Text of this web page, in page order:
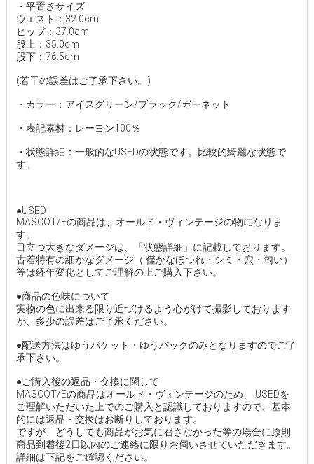
・平置きサイズ
ウエスト：32.0cm
ヒップ：37.0cm
股上：35.0cm
股下：76.5cm
(若干の誤差はご了承下さい。)
・カラー：アイスグリーン/ブラック/ガーネット
・表記素材：レーヨン100％
・状態詳細：一般的なUSEDの状態です。比較的綺麗な状態で
す。
●USED
MASCOT/Eの商品は、オールド・ヴィンテージの物になりま
す。
目立つ大きなダメージは、「状態詳細」に記載しております。
古着特有の細かなダメージ（ 僅かなほつれ・シミ・穴・匂い）
等は経年変化としてご理解の上ご購入下さい。
●商品の色味について
実物の色に出来る限り近づけるよう心がけて撮影しております
が、多少の誤差はご了承ください。
●配送方法はゆうパケット・ゆうパックのみとなりますのでご了
承下さい。
●ご購入後の返品・交換に関して
MASCOT/Eの商品はオールド・ヴィンテージのため、 USEDを
ご理解いただいた上でのご購入と認識しておりますので、基本
的には返品・交換はお断りしております。
ですが、どうしても商品がお気に召さなかった等の場合に原則
商品到着後2日以内のご連絡に限りお伺いさせていただきます。
詳細は下記をご確認ください。